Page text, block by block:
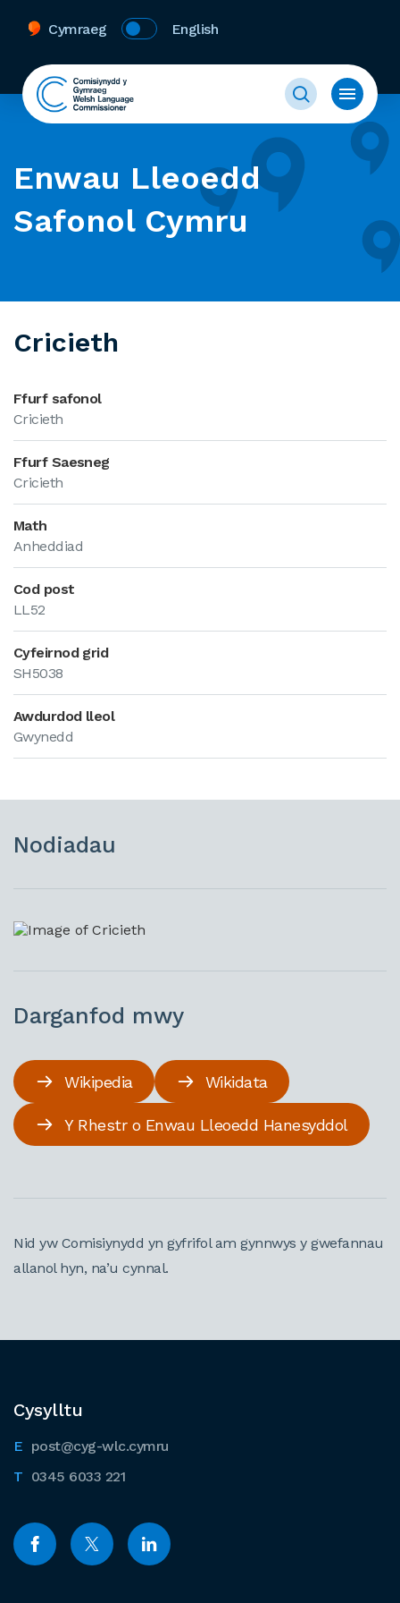
Cymraeg English
Enwau Lleoedd
Safonol Cymru
Cricieth
Ffurf safonol
Cricieth
Ffurf Saesneg
Cricieth
Math
Anheddiad
Cod post
LL52
Cyfeirnod grid
SH5038
Awdurdod lleol
Gwynedd
Nodiadau
Darganfod mwy
Wikipedia Wikidata
Y Rhestr o Enwau Lleoedd Hanesyddol
Nid yw Comisiynydd yn gyfrifol am gynnwys y gwefannau
allanol hyn, na’u cynnal.
Cysylltu
post@cyg-wlc.cymru
0345 6033 221